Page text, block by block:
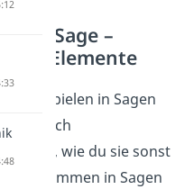
Sage –
Elemente
spielen in Sagen
Auch
Wesen, wie du sie sonst
kommen in Sagen